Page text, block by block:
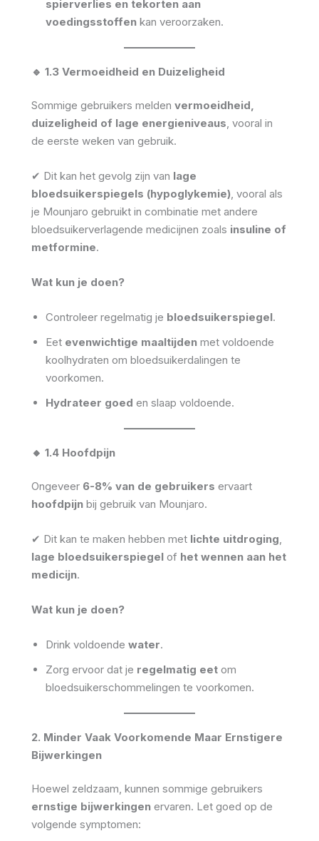
spierverlies en tekorten aan
voedingsstoffen kan veroorzaken.
🔹 1.3 Vermoeidheid en Duizeligheid
Sommige gebruikers melden vermoeidheid,
duizeligheid of lage energieniveaus, vooral in
de eerste weken van gebruik.
✔ Dit kan het gevolg zijn van lage
bloedsuikerspiegels (hypoglykemie), vooral als
je Mounjaro gebruikt in combinatie met andere
bloedsuikerverlagende medicijnen zoals insuline of
metformine.
Wat kun je doen?
Controleer regelmatig je bloedsuikerspiegel.
Eet evenwichtige maaltijden met voldoende
koolhydraten om bloedsuikerdalingen te
voorkomen.
Hydrateer goed en slaap voldoende.
🔸 1.4 Hoofdpijn
Ongeveer 6-8% van de gebruikers ervaart
hoofdpijn bij gebruik van Mounjaro.
✔ Dit kan te maken hebben met lichte uitdroging,
lage bloedsuikerspiegel of het wennen aan het
medicijn.
Wat kun je doen?
Drink voldoende water.
Zorg ervoor dat je regelmatig eet om
bloedsuikerschommelingen te voorkomen.
2. Minder Vaak Voorkomende Maar Ernstigere
Bijwerkingen
Hoewel zeldzaam, kunnen sommige gebruikers
ernstige bijwerkingen ervaren. Let goed op de
volgende symptomen: